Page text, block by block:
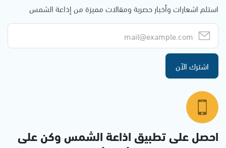
استلم اشعارات وأخبار حصرية ومقالات مميزة من إذاعة الشمس
اشترك الآن
احصل على تطبيق اذاعة الشمس وكن على